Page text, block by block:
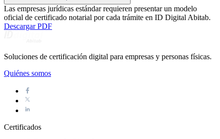
Las empresas jurídicas estándar requieren presentar un modelo
oficial de certificado notarial por cada trámite en ID Digital Abitab.
Descargar PDF
Soluciones de certificación digital para empresas y personas físicas.
Quiénes somos
Certificados